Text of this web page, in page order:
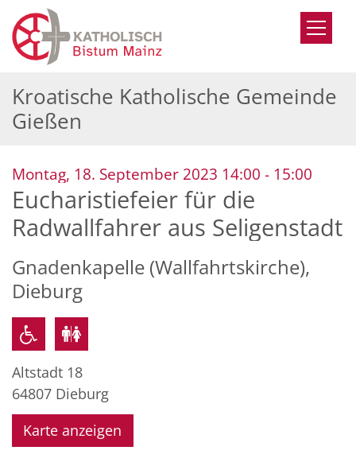
Zum Inhalt springen
Kroatische Katholische Gemeinde
Gießen
Montag, 18. September 2023 14:00 - 15:00
Eucharistiefeier für die
Radwallfahrer aus Seligenstadt
Gnadenkapelle (Wallfahrtskirche),
Dieburg
Altstadt 18
64807 Dieburg
Karte anzeigen